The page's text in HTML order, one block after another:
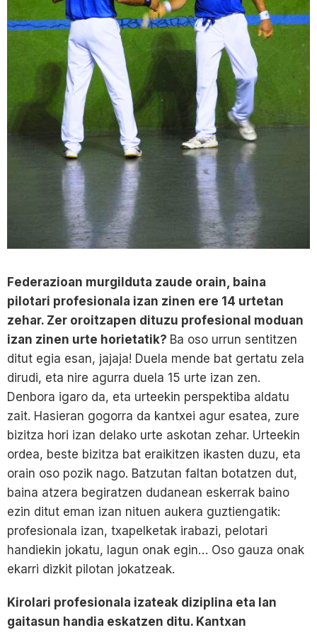
Federazioan murgilduta zaude orain, baina
pilotari profesionala izan zinen ere 14 urtetan
zehar. Zer oroitzapen dituzu profesional moduan
izan zinen urte horietatik? Ba oso urrun sentitzen
ditut egia esan, jajaja! Duela mende bat gertatu zela
dirudi, eta nire agurra duela 15 urte izan zen.
Denbora igaro da, eta urteekin perspektiba aldatu
zait. Hasieran gogorra da kantxei agur esatea, zure
bizitza hori izan delako urte askotan zehar. Urteekin
ordea, beste bizitza bat eraikitzen ikasten duzu, eta
orain oso pozik nago. Batzutan faltan botatzen dut,
baina atzera begiratzen dudanean eskerrak baino
ezin ditut eman izan nituen aukera guztiengatik:
profesionala izan, txapelketak irabazi, pelotari
handiekin jokatu, lagun onak egin… Oso gauza onak
ekarri dizkit pilotan jokatzeak.
Kirolari profesionala izateak diziplina eta lan
gaitasun handia eskatzen ditu. Kantxan